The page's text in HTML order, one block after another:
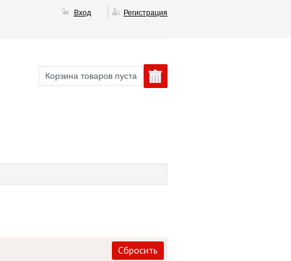
Вход Регистрация
Корзина товаров пуста
Сбросить